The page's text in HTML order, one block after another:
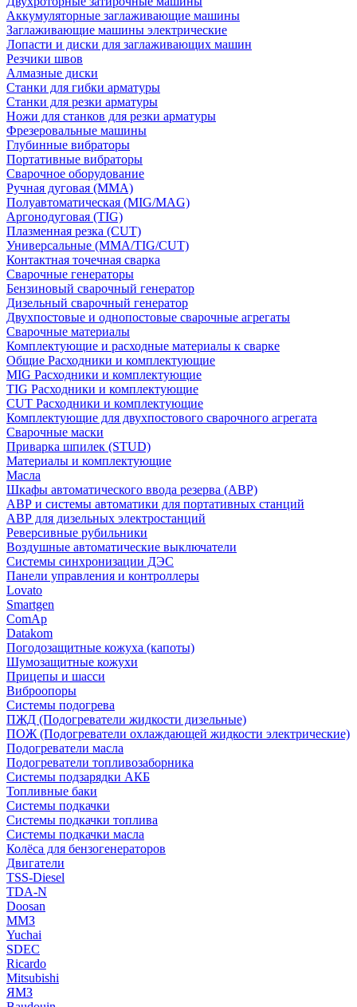
Аккумуляторные заглаживающие машины
Заглаживающие машины электрические
Лопасти и диски для заглаживающих машин
Резчики швов
Алмазные диски
Станки для гибки арматуры
Станки для резки арматуры
Ножи для станков для резки арматуры
Фрезеровальные машины
Глубинные вибраторы
Портативные вибраторы
Сварочное оборудование
Ручная дуговая (MMA)
Полуавтоматическая (MIG/MAG)
Аргонодуговая (TIG)
Плазменная резка (CUT)
Универсальные (MMA/TIG/CUT)
Контактная точечная сварка
Сварочные генераторы
Бензиновый сварочный генератор
Дизельный сварочный генератор
Двухпостовые и однопостовые сварочные агрегаты
Сварочные материалы
Комплектующие и расходные материалы к сварке
Общие Расходники и комплектующие
MIG Расходники и комплектующие
TIG Расходники и комплектующие
CUT Расходники и комплектующие
Комплектующие для двухпостового сварочного агрегата
Сварочные маски
Приварка шпилек (STUD)
Материалы и комплектующие
Масла
Шкафы автоматического ввода резерва (АВР)
АВР и системы автоматики для портативных станций
АВР для дизельных электростанций
Реверсивные рубильники
Воздушные автоматические выключатели
Системы синхронизации ДЭС
Панели управления и контроллеры
Lovato
Smartgen
ComAp
Datakom
Погодозащитные кожуха (капоты)
Шумозащитные кожухи
Прицепы и шасси
Виброопоры
Системы подогрева
ПЖД (Подогреватели жидкости дизельные)
ПОЖ (Подогреватели охлаждающей жидкости электрические)
Подогреватели масла
Подогреватели топливозаборника
Системы подзарядки АКБ
Топливные баки
Системы подкачки
Системы подкачки топлива
Системы подкачки масла
Колёса для бензогенераторов
Двигатели
TSS-Diesel
TDA-N
Doosan
ММЗ
Yuchai
SDEC
Ricardo
Mitsubishi
ЯМЗ